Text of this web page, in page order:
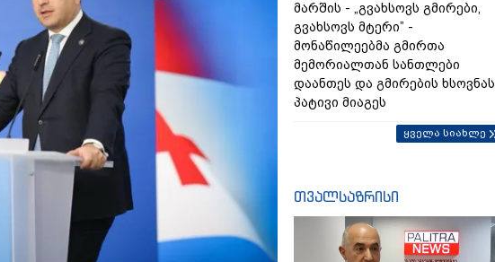
მარშის - „გვახსოვს გმირები,
გვახსოვს მტერი” -
მონაწილეებმა გმირთა
მემორიალთან სანთლები
დაანთეს და გმირების ხსოვნას
პატივი მიაგეს
ყველა სიახლე
თვალსაზრისი